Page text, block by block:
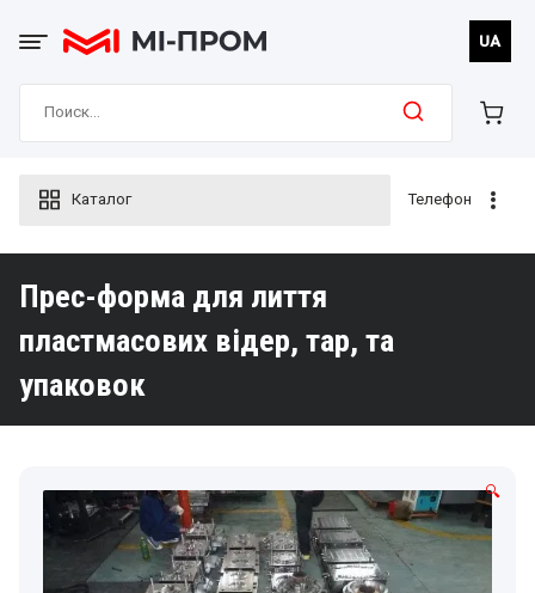
content
UA
Каталог Телефон
Прес-форма для лиття
пластмасових відер, тар, та
упаковок
🔍